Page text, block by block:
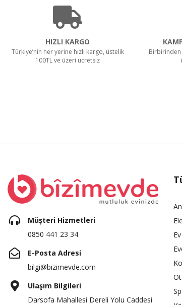
HIZLI KARGO
Türkiye’nin her yerine hızlı kargo, üstelik
100TL ve üzeri ücretsiz
Birbirinden
Müşteri Hizmetleri
0850 441 23 34
E-Posta Adresi
bilgi@bizimevde.com
Ulaşım Bilgileri
Darsofa Mahallesi Dereli Yolu Caddesi